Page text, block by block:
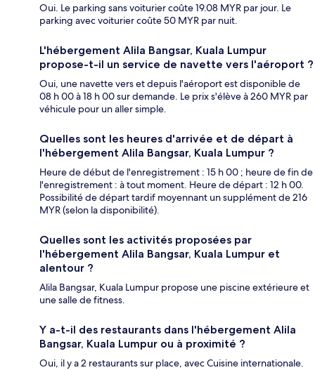
Oui. Le parking sans voiturier coûte 19.08 MYR par jour. Le
parking avec voiturier coûte 50 MYR par nuit.
L'hébergement Alila Bangsar, Kuala Lumpur
propose-t-il un service de navette vers l'aéroport ?
Oui, une navette vers et depuis l'aéroport est disponible de
08 h 00 à 18 h 00 sur demande. Le prix s'élève à 260 MYR par
véhicule pour un aller simple.
Quelles sont les heures d'arrivée et de départ à
l'hébergement Alila Bangsar, Kuala Lumpur ?
Heure de début de l'enregistrement : 15 h 00 ; heure de fin de
l'enregistrement : à tout moment. Heure de départ : 12 h 00.
Possibilité de départ tardif moyennant un supplément de 216
MYR (selon la disponibilité).
Quelles sont les activités proposées par
l'hébergement Alila Bangsar, Kuala Lumpur et
alentour ?
Alila Bangsar, Kuala Lumpur propose une piscine extérieure et
une salle de fitness.
Y a-t-il des restaurants dans l'hébergement Alila
Bangsar, Kuala Lumpur ou à proximité ?
Oui, il y a 2 restaurants sur place, avec Cuisine internationale.